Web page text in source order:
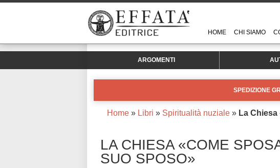
HOME CHI SIAMO
ARGOMENTI
SPEDIZIONE
Home » Libri » Spiritualità nuziale » La
LA CHIESA «COME
SUO SPOSO»